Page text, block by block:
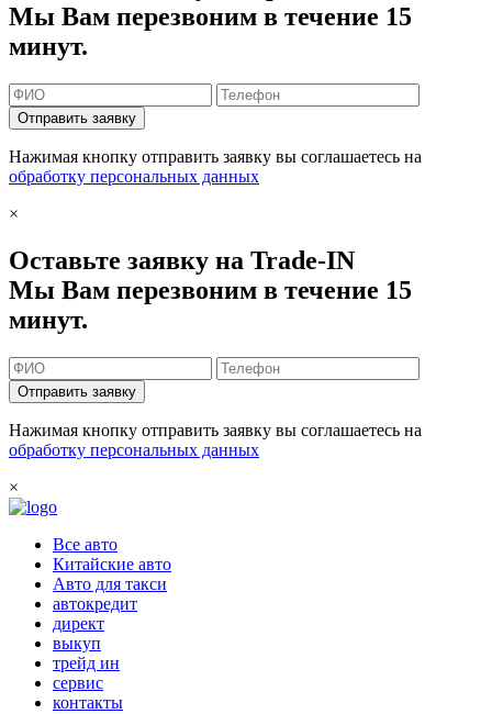
Мы Вам перезвоним в течение 15
минут.
Отправить заявку
Нажимая кнопку отправить заявку вы соглашаетесь на
обработку персональных данных
×
Оставьте заявку на Trade-IN
Мы Вам перезвоним в течение 15
минут.
Отправить заявку
Нажимая кнопку отправить заявку вы соглашаетесь на
обработку персональных данных
×
Все авто
Китайские авто
Авто для такси
автокредит
директ
выкуп
трейд ин
сервис
контакты